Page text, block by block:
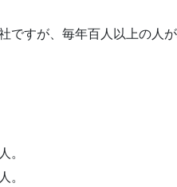
ですが、毎年百人以上の人
。
。